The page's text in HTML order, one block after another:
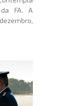
FA. A